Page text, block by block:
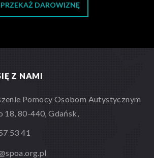
PRZEKAŻ DAROWIZNĘ
Z NAMI
Pomocy Osobom Autystycznym
80-440, Gdańsk,
53 41